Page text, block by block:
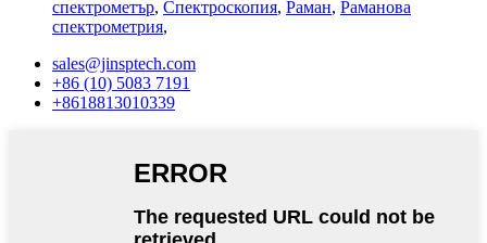
спектрометър, Спектроскопия, Раман, Раманова
спектрометрия,
sales@jinsptech.com
+86 (10) 5083 7191
+8618813010339